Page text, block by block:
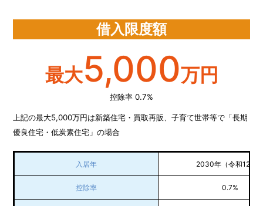
借入限度額
最大5,000万円
控除率 0.7%
上記の最大5,000万円は新築住宅・買取再販、子育て世帯等で「長期
優良住宅・低炭素住宅」の場合
入居年 2030年（令和12年
控除率 0.7%